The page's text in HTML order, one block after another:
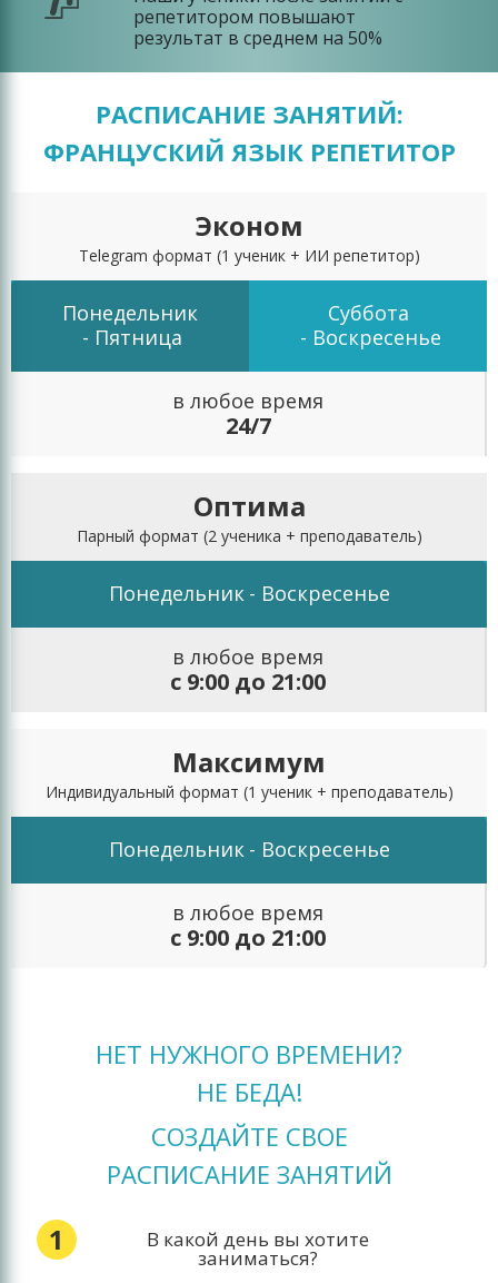
репетитором повышают
результат в среднем на 50%
РАСПИСАНИЕ ЗАНЯТИЙ:
ФРАНЦУСКИЙ ЯЗЫК РЕПЕТИТОР
Эконом
Telegram формат (1 ученик + ИИ репетитор)
Понедельник
- Пятница
Суббота
- Воскресенье
в любое время
24/7
Оптима
Парный формат (2 ученика + преподаватель)
Понедельник - Воскресенье
в любое время
с 9:00 до 21:00
Максимум
Индивидуальный формат (1 ученик + преподаватель)
Понедельник - Воскресенье
в любое время
с 9:00 до 21:00
НЕТ НУЖНОГО ВРЕМЕНИ?
НЕ БЕДА!
СОЗДАЙТЕ СВОЕ
РАСПИСАНИЕ ЗАНЯТИЙ
1 В какой день вы хотите
заниматься?